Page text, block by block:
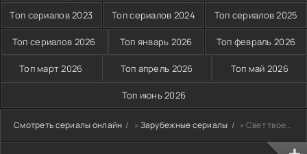
Топ сериалов 2023 Топ сериалов 2024 Топ сериалов 2025
Топ сериалов 2026 Топ январь 2026 Топ февраль 2026
Топ март 2026 Топ апрель 2026 Топ май 2026
Топ июнь 2026
Смотреть сериалы онлайн » Зарубежные сериалы » Свет твоей любви (2011)